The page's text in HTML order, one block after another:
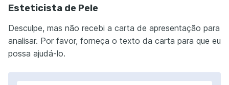
Esteticista de Pele
Desculpe, mas não recebi a carta de apresentação para
analisar. Por favor, forneça o texto da carta para que eu
possa ajudá-lo.